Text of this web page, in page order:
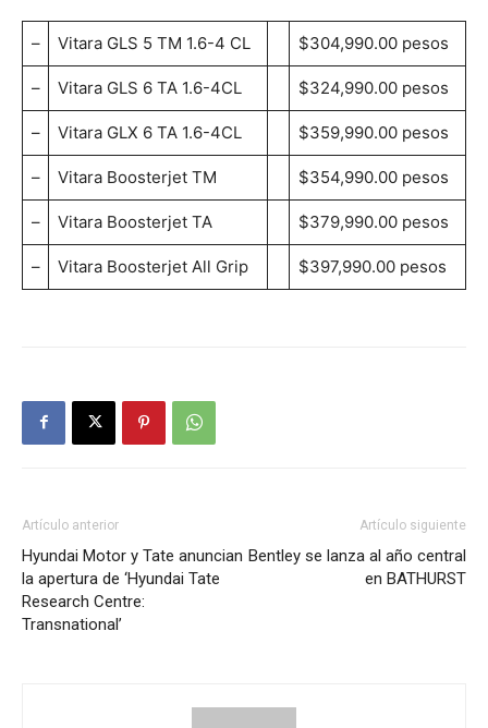
– Vitara GLS 5 TM 1.6-4 CL $304,990.00 pesos
– Vitara GLS 6 TA 1.6-4CL $324,990.00 pesos
– Vitara GLX 6 TA 1.6-4CL $359,990.00 pesos
– Vitara Boosterjet TM $354,990.00 pesos
– Vitara Boosterjet TA $379,990.00 pesos
– Vitara Boosterjet All Grip $397,990.00 pesos
Artículo anterior
Hyundai Motor y Tate anuncian
la apertura de ‘Hyundai Tate
Research Centre:
Transnational’
Artículo siguiente
Bentley se lanza al año central
en BATHURST